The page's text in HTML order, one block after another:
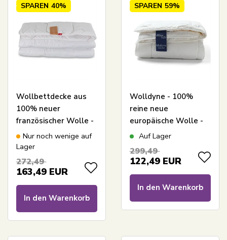
SPAREN 40%
Wollbettdecke aus
100% neuer
französischer Wolle -
140x200 cm - LIXRA
Wool
Ganzjahresdecke
Nur noch wenige auf
Lager
272,49
163,49 EUR
In den Warenkorb
SPAREN 59%
Wolldyne - 100%
reine neue
europäische Wolle -
Warme Ganzjahres-
Nature By Borg
Auf Lager
299,49
122,49 EUR
In den Warenkorb